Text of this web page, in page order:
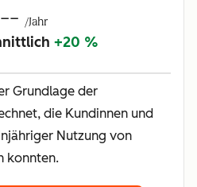
/Jahr
+20 %
Grundlage der
die Kundinnen und
Nutzung von
konnten.